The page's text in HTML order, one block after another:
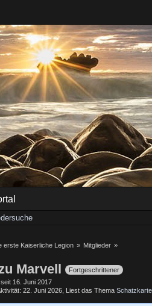
erste Kaiserliche Legion » Mitglieder »
Marvell
Fortgeschrittener
seit 16. Juni 2017
22. Juni 2026 , Liest das Thema